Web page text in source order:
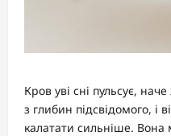
Кров уві сні пульсує,
з глибин підсвідомого, і
калатати сильніше. Вона